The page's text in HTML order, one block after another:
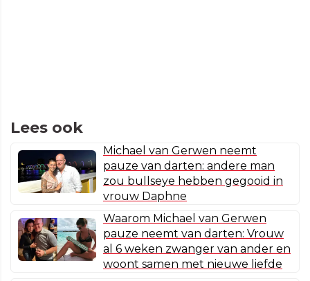
Lees ook
Michael van Gerwen neemt
pauze van darten: andere man
zou bullseye hebben gegooid in
vrouw Daphne
Waarom Michael van Gerwen
pauze neemt van darten: Vrouw
al 6 weken zwanger van ander en
woont samen met nieuwe liefde